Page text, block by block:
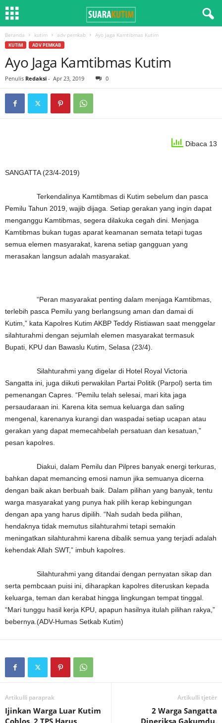
Beranda kutim adv pemkab Ayo Jaga Kamtibmas Kutim
KUTIM ADV PEMKAB
Ayo Jaga Kamtibmas Kutim
Penulis Redaksi - Apr 23, 2019 0
Dibaca 13
SANGATTA (23/4-2019)
Terkendalinya Kamtibmas di Kutim sebelum dan pasca
Pemilu Tahun 2019, wajib dijaga. Setiap gerakan yang ingin dapat
menganggu Kamtibmas, segera dilakuka cegah dini. Menjaga
Kamtibmas bukan tugas aparat keamanan semata tetapi tugas
semua elemen masyarakat, karena setiap gangguan yang
merasakan langsun adalah masyarakat.
“Peran masyarakat penting dalam menjaga Kamtibmas,
terlebih pasca Pemilu yang berlangsung aman dan damai di
Kutim,” kata Kapolres Kutim AKBP Teddy Ristiawan saat menggelar
silahturahmi dengan sejumlah elemen masyarakat termasuk
Bupati, KPU dan Bawaslu Kutim, Selasa (23/4).
Silahturahmi yang digelar di Hotel Royal Victoria
Sangatta ini, juga diikuti perwakilan Partai Politik (Parpol) serta tim
pemenangan Capres. “Pemilu telah selesai, mari kita jaga
persaudaraan ini. Karena kita semua keluarga dan saling
mengenal, karenanya kurangi dan waspadai setiap ucapan atau
gerakan yang dapat memecahbelah persatuan dan kesatuan,”
pesan kapolres.
Diakui, dalam Pemilu dan Pilpres banyak energi terkuras,
bahkan dapat memancing emosi namun jika semuanya dicerna
dengan baik akan berbuah baik. Dalam pilihan yang banyak, tentu
warga masyarakat yang punya hak pilih kerap kebingungan
dengan apa yang harus dipilih. “Nah sudah beda pilihan,
hendaknya tidak memutus silahturahmi tetapi semakin
meningatkan silahturahmi karena dibalik semua yang terjadi adalah
kehendak Allah SWT,” imbuh kapolres.
Silahturahmi yang ditandai dengan pernyatan sikap dan
serta pembcaan puisi ini, diharapkan kapolres diteruskan kepada
keluarga, teman dan kerabat hingga lingkungan tempat tinggal.
“Mari tunggu hasil kerja KPU, apapun hasilnya itulah pilihan rakya,”
bebernya.(ADV-Humas Setkab Kutim)
Artikulli paraprak
Ijinkan Warga Luar Kutim
Coblos, 2 TPS Harus
Artikulli tjetër
2 Warga Sangatta
Diperiksa Gakumdu,